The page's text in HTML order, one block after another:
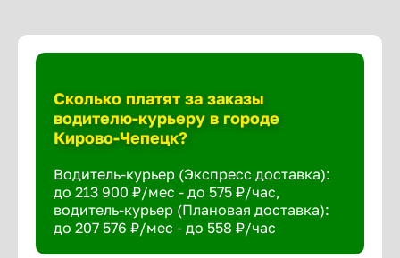
Сколько платят за заказы
водителю-курьеру в городе
Кирово-Чепецк?
Водитель-курьер (Экспресс доставка):
до 213 900 ₽/мес - до 575 ₽/час,
водитель-курьер (Плановая доставка):
до 207 576 ₽/мес - до 558 ₽/час